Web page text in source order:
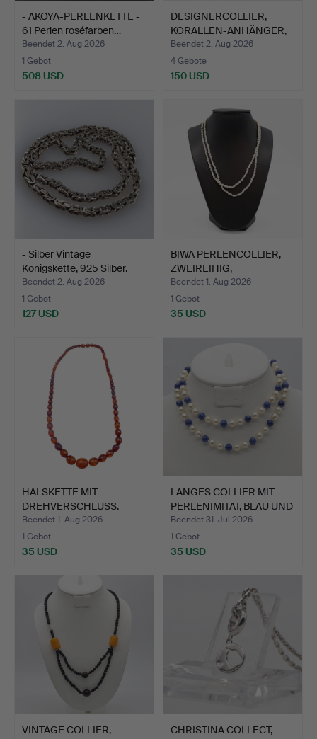
- AKOYA-PERLENKETTE -
61 Perlen roséfarben…
Beendet 2. Aug 2026
1 Gebot
508 USD
DESIGNERCOLLIER,
KORALLEN-ANHÄNGER,
VERGOL…
Beendet 2. Aug 2026
4 Gebote
150 USD
- Silber Vintage
Königskette, 925 Silber.
Beendet 2. Aug 2026
1 Gebot
127 USD
BIWA PERLENCOLLIER,
ZWEIREIHIG,
VERSCHLUSS…
Beendet 1. Aug 2026
1 Gebot
35 USD
HALSKETTE MIT
DREHVERSCHLUSS.
Beendet 1. Aug 2026
1 Gebot
35 USD
LANGES COLLIER MIT
PERLENIMITAT, BLAU UND
…
Beendet 31. Jul 2026
1 Gebot
35 USD
VINTAGE COLLIER,
CHRISTINA COLLECT,